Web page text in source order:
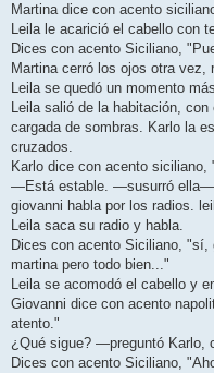
Martina dice con acento
Leila le acarició el cabello con
Dices con acento Siciliano,
Martina cerró los ojos otra vez,
Leila se quedó un momento
Leila salió de la habitación,
cargada de sombras. Karlo la
cruzados.
Karlo dice con acento siciliano,
—Está estable. —susurró
giovanni habla por los radios.
Leila saca su radio y habla.
Dices con acento Siciliano,
martina pero todo bien..."
Leila se acomodó el cabello y
Giovanni dice con acento
atento."
¿Qué sigue? —preguntó Karlo,
Dices con acento Siciliano,